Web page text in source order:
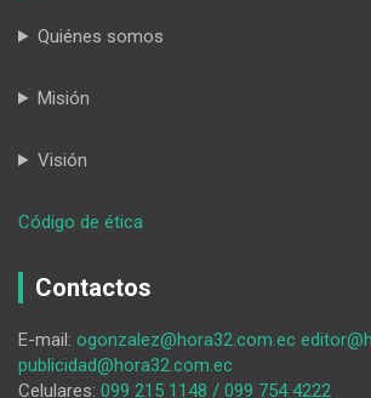
Quiénes somos
Misión
Visión
Código de ética
su
universal
Contactos
E-mail: ogonzalez@hora32.com.ec
publicidad@hora32.com.ec
Celulares: 099 215 1148 / 099 754 4222